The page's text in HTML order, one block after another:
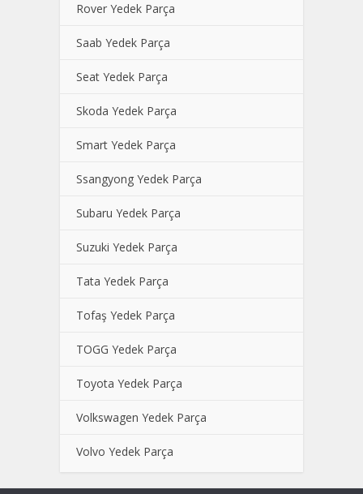
Rover Yedek Parça
Saab Yedek Parça
Seat Yedek Parça
Skoda Yedek Parça
Smart Yedek Parça
Ssangyong Yedek Parça
Subaru Yedek Parça
Suzuki Yedek Parça
Tata Yedek Parça
Tofaş Yedek Parça
TOGG Yedek Parça
Toyota Yedek Parça
Volkswagen Yedek Parça
Volvo Yedek Parça